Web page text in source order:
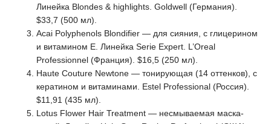
Линейка Blondes & highlights. Goldwell (Германия).
$33,7 (500 мл).
Acai Polyphenols Blondifier — для сияния, с глицерином
и витамином Е. Линейка Serie Expert. L’Oreal
Professionnel (Франция). $16,5 (250 мл).
Haute Couture Newtone — тонирующая (14 оттенков), с
кератином и витаминами. Estel Professional (Россия).
$11,91 (435 мл).
Lotus Flower Hair Treatment — несмываемая маска-